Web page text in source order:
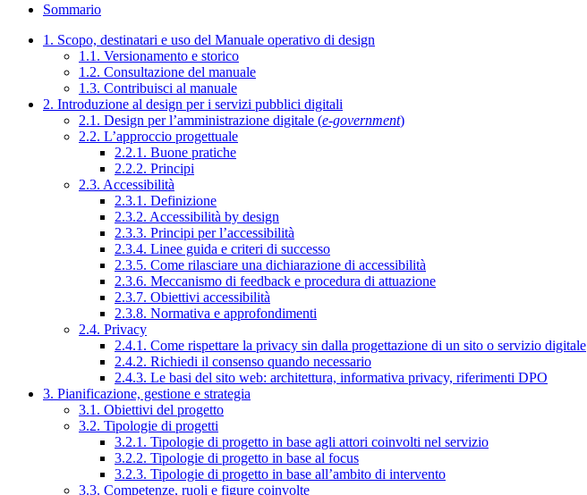
Sommario
1. Scopo, destinatari e uso del Manuale operativo di design
1.1. Versionamento e storico
1.2. Consultazione del manuale
1.3. Contribuisci al manuale
2. Introduzione al design per i servizi pubblici digitali
2.1. Design per l’amministrazione digitale (e-government)
2.2. L’approccio progettuale
2.2.1. Buone pratiche
2.2.2. Principi
2.3. Accessibilità
2.3.1. Definizione
2.3.2. Accessibilità by design
2.3.3. Principi per l’accessibilità
2.3.4. Linee guida e criteri di successo
2.3.5. Come rilasciare una dichiarazione di accessibilità
2.3.6. Meccanismo di feedback e procedura di attuazione
2.3.7. Obiettivi accessibilità
2.3.8. Normativa e approfondimenti
2.4. Privacy
2.4.1. Come rispettare la privacy sin dalla progettazione di un sito o servizio digitale
2.4.2. Richiedi il consenso quando necessario
2.4.3. Le basi del sito web: architettura, informativa privacy, riferimenti DPO
3. Pianificazione, gestione e strategia
3.1. Obiettivi del progetto
3.2. Tipologie di progetti
3.2.1. Tipologie di progetto in base agli attori coinvolti nel servizio
3.2.2. Tipologie di progetto in base al focus
3.2.3. Tipologie di progetto in base all’ambito di intervento
3.3. Competenze, ruoli e figure coinvolte